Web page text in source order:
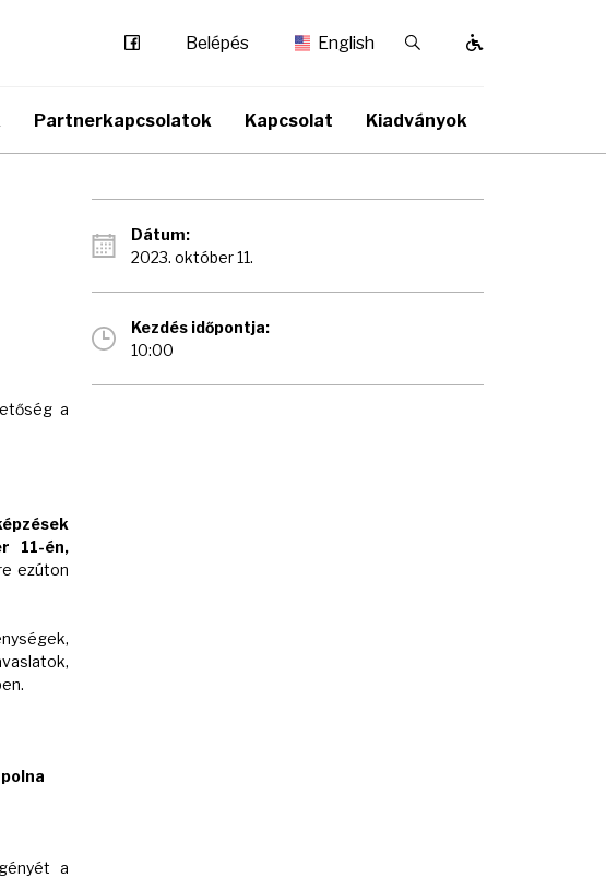
FacebookBelépés English Kereső / Bezárás
Partnerkapcsolatok Kapcsolat Kiadványok
a
11-én,
ezúton
a
Dátum:
2023. október 11.
Kezdés időpontja:
10:00